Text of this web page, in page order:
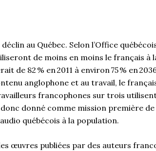
au Québec. Selon l’Office
de moins en moins le français à
de 82 % en 2011 à environ 75 % en
anglophone et au travail, le
francophones sur trois
donc donné comme mission première
québécois à la population.
les œuvres publiées par des auteurs